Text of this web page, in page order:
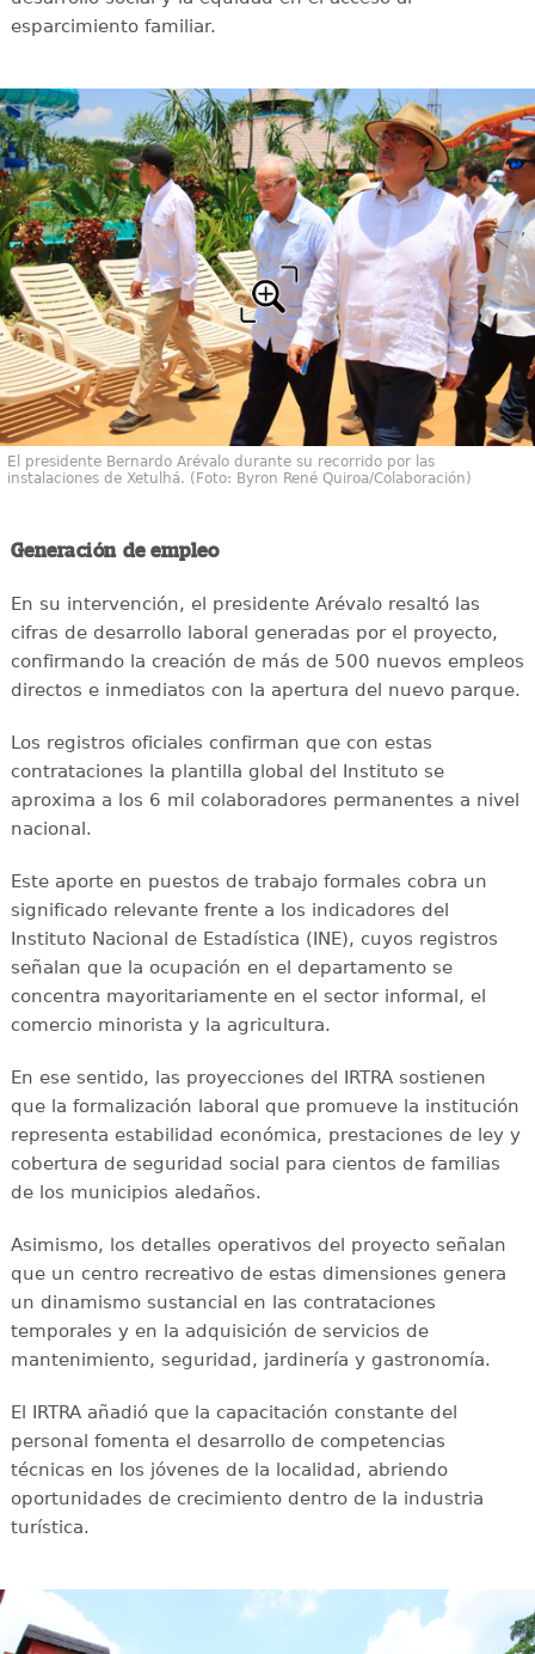
esparcimiento familiar.
El presidente Bernardo Arévalo durante su recorrido por las
instalaciones de Xetulhá. (Foto: Byron René Quiroa/Colaboración)
Generación de empleo
En su intervención, el presidente Arévalo resaltó las
cifras de desarrollo laboral generadas por el proyecto,
confirmando la creación de más de 500 nuevos empleos
directos e inmediatos con la apertura del nuevo parque.
Los registros oficiales confirman que con estas
contrataciones la plantilla global del Instituto se
aproxima a los 6 mil colaboradores permanentes a nivel
nacional.
Este aporte en puestos de trabajo formales cobra un
significado relevante frente a los indicadores del
Instituto Nacional de Estadística (INE), cuyos registros
señalan que la ocupación en el departamento se
concentra mayoritariamente en el sector informal, el
comercio minorista y la agricultura.
En ese sentido, las proyecciones del IRTRA sostienen
que la formalización laboral que promueve la institución
representa estabilidad económica, prestaciones de ley y
cobertura de seguridad social para cientos de familias
de los municipios aledaños.
Asimismo, los detalles operativos del proyecto señalan
que un centro recreativo de estas dimensiones genera
un dinamismo sustancial en las contrataciones
temporales y en la adquisición de servicios de
mantenimiento, seguridad, jardinería y gastronomía.
El IRTRA añadió que la capacitación constante del
personal fomenta el desarrollo de competencias
técnicas en los jóvenes de la localidad, abriendo
oportunidades de crecimiento dentro de la industria
turística.